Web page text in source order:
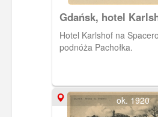
Gdańsk, hotel
Hotel Karlshof na
podnóża Pachołka.
ok. 1920